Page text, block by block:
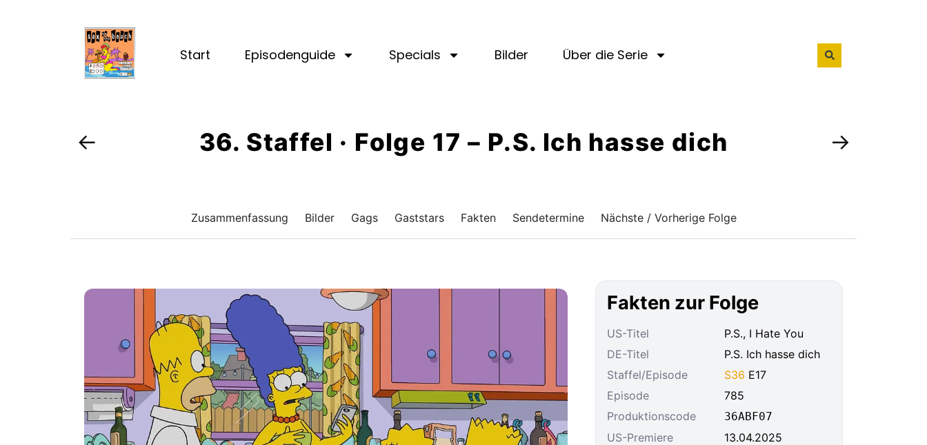
Start Episodenguide Specials Bilder Über die Serie
← 36. Staffel · Folge 17 – P.S. Ich hasse dich →
Zusammenfassung Bilder Gags Gaststars Fakten Sendetermine Nächste / Vorherige Folge
Fakten zur Folge
US-Titel
P.S., I Hate You
DE-Titel
P.S. Ich hasse dich
Staffel/Episode
S36 E17
Episode
785
Produktionscode
36ABF07
US-Premiere
13.04.2025